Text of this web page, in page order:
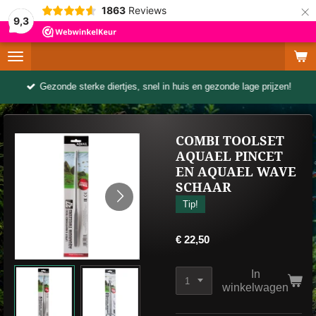
9,3
1863 Reviews ×
Gezonde sterke diertjes, snel in huis en gezonde lage prijzen!
COMBI TOOLSET
AQUAEL PINCET
EN AQUAEL WAVE
SCHAAR
Tip!
€ 22,50
In
winkelwagen